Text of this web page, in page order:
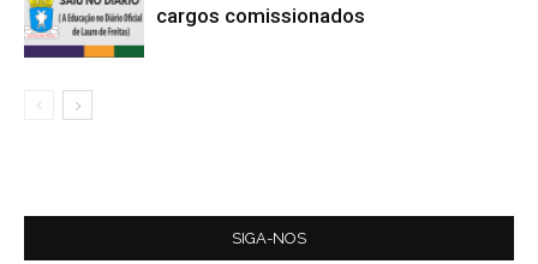
cargos comissionados
SIGA-NOS